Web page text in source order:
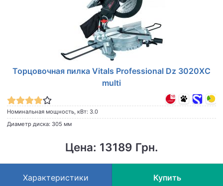
Торцовочная пилка Vitals Professional Dz 3020XC
multi
Номинальная мощность, кВт: 3.0
Диаметр диска: 305 мм
Цена: 13189 Грн.
Характеристики Купить